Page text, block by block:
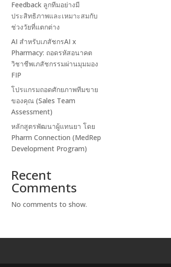
Feedback ลูกทีมอย่างมี
ประสิทธิภาพและเหมาะสมกับ
ช่วงวัยที่แตกต่าง
AI สำหรับเภสัชกรAI x
Pharmacy: ถอดรหัสอนาคต
วิชาชีพเภสัชกรรมผ่านมุมมอง
FIP
โปรแกรมถอดศักยภาพทีมขาย
ของคุณ (Sales Team
Assessment)
หลักสูตรพัฒนาผู้แทนยา โดย
Pharm Connection (MedRep
Development Program)
Recent
Comments
No comments to show.